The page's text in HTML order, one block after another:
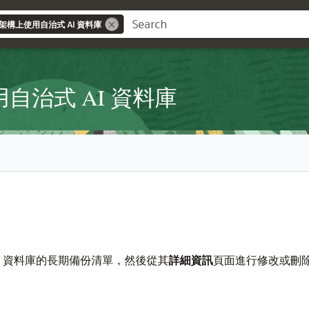
構上使用自治式 AI 資料庫
自治式 AI 資料庫
料庫的長期備份清單，然後從其詳細資訊頁面進行修改或刪